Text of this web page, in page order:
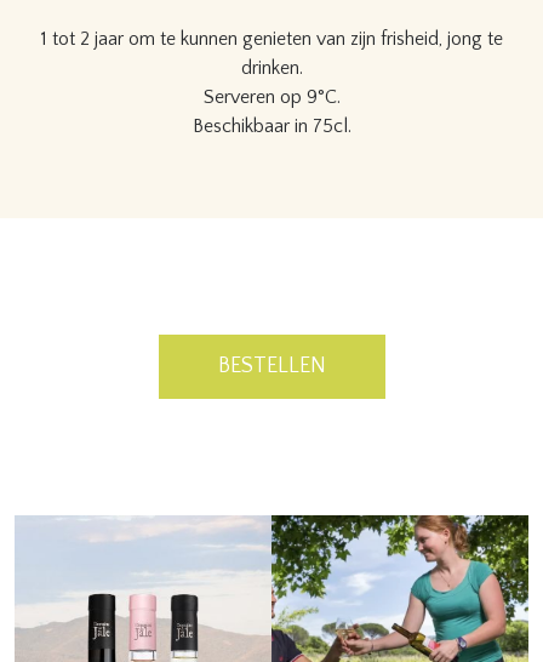
1 tot 2 jaar om te kunnen genieten van zijn frisheid, jong te
drinken.
Serveren op 9°C.
Beschikbaar in 75cl.
BESTELLEN